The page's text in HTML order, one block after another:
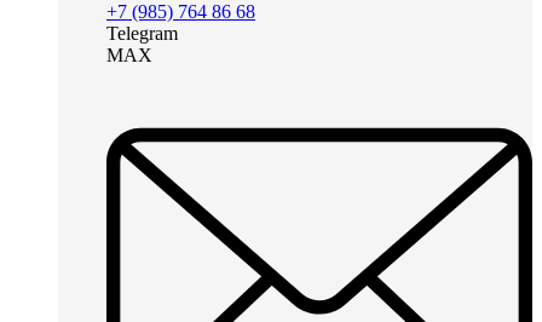
+7 (985) 764 86 68
Telegram
MAX